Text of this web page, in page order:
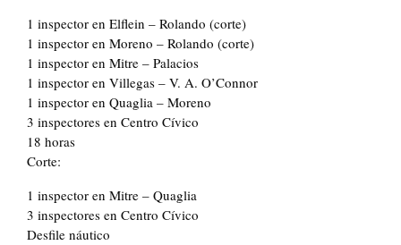
1 inspector en Elflein – Rolando (corte)
1 inspector en Moreno – Rolando (corte)
1 inspector en Mitre – Palacios
1 inspector en Villegas – V. A. O’Connor
1 inspector en Quaglia – Moreno
3 inspectores en Centro Cívico
18 horas
Corte:
1 inspector en Mitre – Quaglia
3 inspectores en Centro Cívico
Desfile náutico